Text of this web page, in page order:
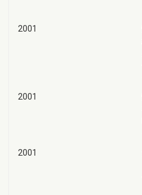
2001
2001
2001